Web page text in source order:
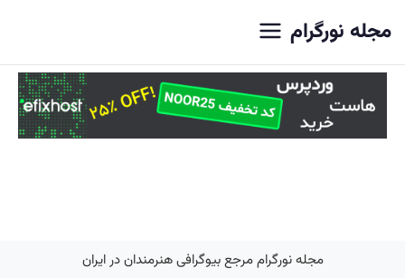
مجله نورگرام
مجله نورگرام مرجع بیوگرافی هنرمندان در ایران